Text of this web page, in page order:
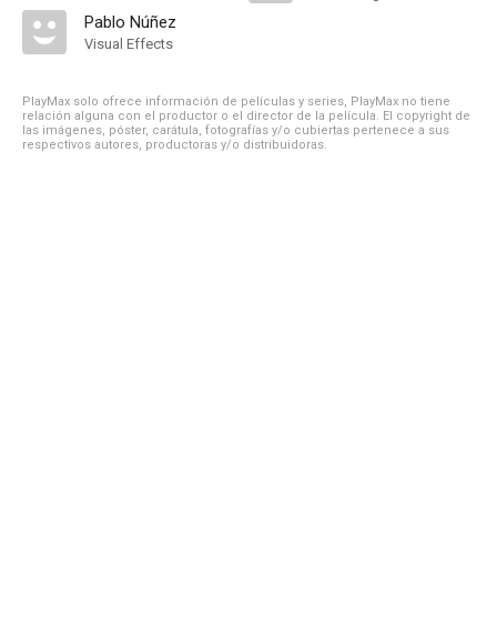
Pablo Núñez
Visual Effects
PlayMax solo ofrece información de películas y series, PlayMax no tiene
relación alguna con el productor o el director de la película. El copyright de
las imágenes, póster, carátula, fotografías y/o cubiertas pertenece a sus
respectivos autores, productoras y/o distribuidoras.